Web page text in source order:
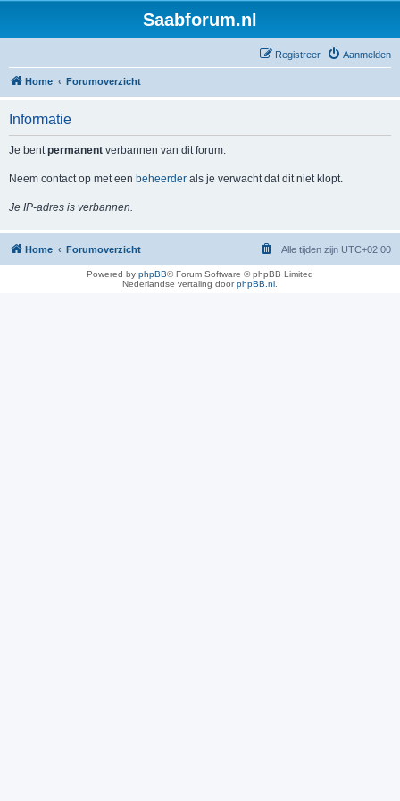
Saabforum.nl
Aanmelden
Registreer
Home Forumoverzicht
Informatie
Je bentpermanent verbannen van dit forum.
Neem contact op met een beheerder als je verwacht dat dit niet klopt.
Je IP-adres is verbannen.
Home Forumoverzicht Alle tijden zijn UTC+02:00
Powered by phpBB® Forum Software © phpBB Limited
Nederlandse vertaling doorphpBB.nl